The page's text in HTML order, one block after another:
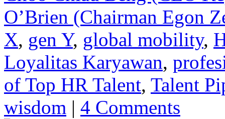
O’Brien (Chairman Egon
X, gen Y, global mobility,
Loyalitas Karyawan,
of Top HR Talent, Talent
wisdom | 4 Comments